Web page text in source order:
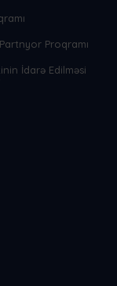
Proqramı
İdarə Edilməsi